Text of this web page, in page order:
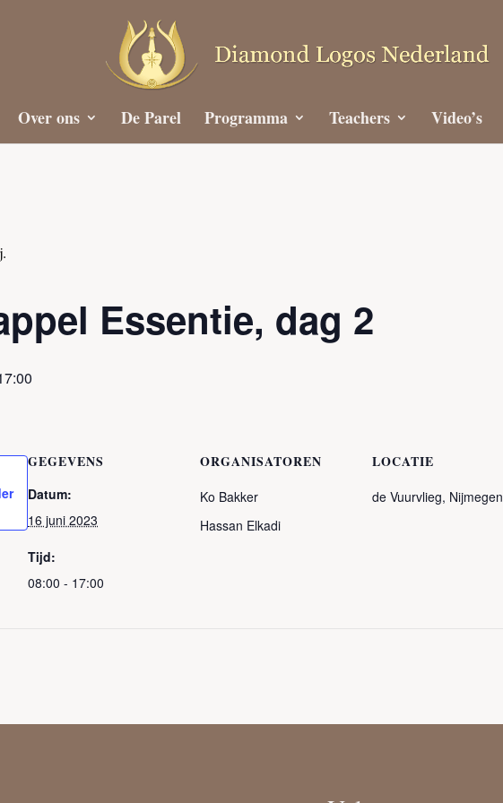
Over ons De Parel Programma Teachers Video’s
Essentie, dag 2
GEGEVENS
Datum:
16 juni 2023
Tijd:
08:00 - 17:00
ORGANISATOREN
Ko Bakker
Hassan Elkadi
LOCATIE
de Vuurvlieg, Nijmegen